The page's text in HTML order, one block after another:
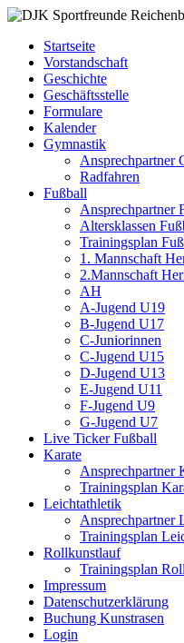
Zum
springen
Sportfreunde
Reichenberg
Gymnastik
Karate
Leichtathletik
Radfahren
Rollkunstlauf
Startseite
Vorstandschaft
Geschichte
Geschäftsstelle
Formulare
Kalender
Gymnastik
Ansprechpartner
Radfahren
Fußball
Ansprechpartner
Altersklassen
Trainingsplan
1. Mannschaft
2.Mannschaft
AH
A-Jugend U19
B-Jugend U17
C-Juniorinnen
C-Jugend U15
D-Jugend U13
E-Jugend U11
F-Jugend U9
G-Jugend U7
Live Ticker Fußball
Karate
Ansprechpartner
Trainingsplan
Leichtathletik
Ansprechpartner
Trainingsplan
Rollkunstlauf
Trainingsplan
Impressum
Datenschutzerklärung
Buchung Kunstrasen
Login